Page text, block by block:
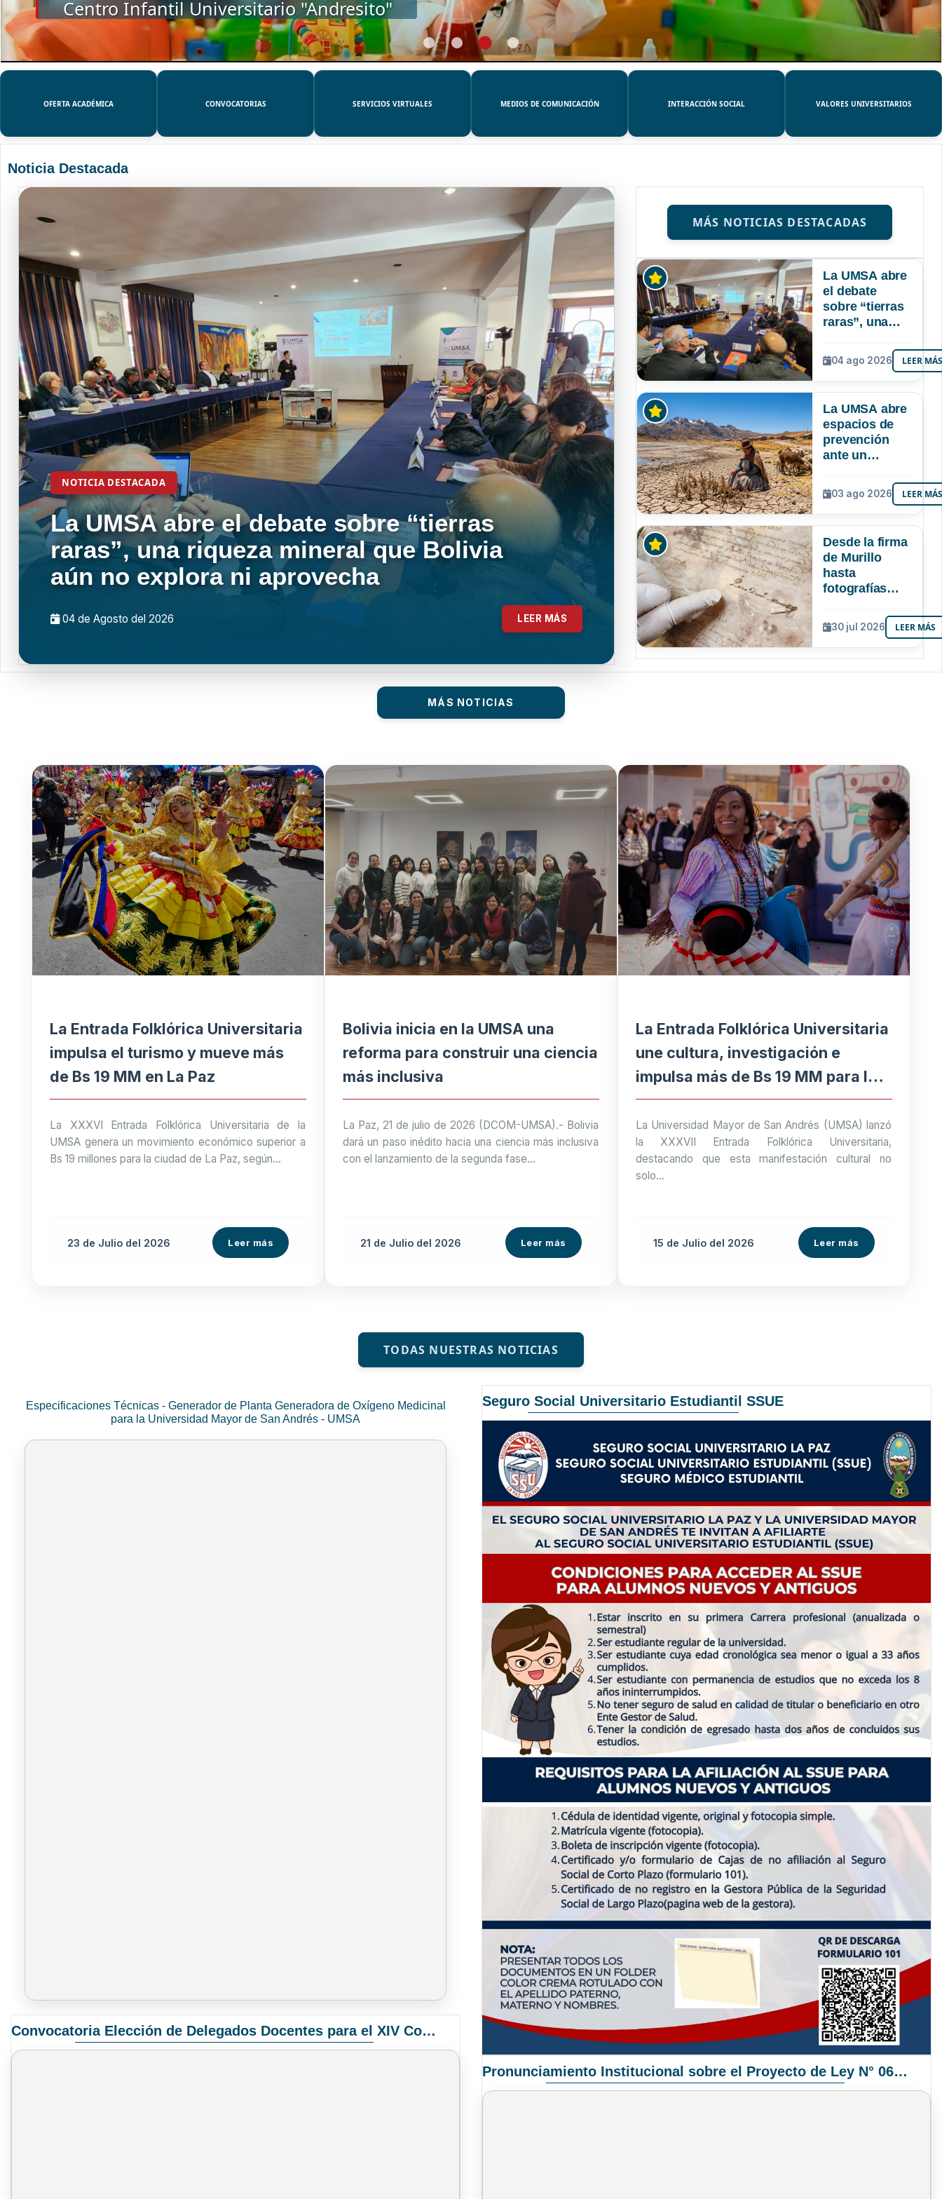
SSUE
OFERTA ACADÉMICA CONVOCATORIAS SERVICIOS VIRTUALES MEDIOS DE COMUNICACIÓN INTERACCIÓN SOCIAL VALORES UNIVERSITARIOS
Noticia Destacada
NOTICIA DESTACADA
La UMSA abre el debate sobre “tierras
raras”, una riqueza mineral que Bolivia
aún no explora ni aprovecha
04 de Agosto del 2026 LEER MÁS
MÁS NOTICIAS DESTACADAS
La UMSA abre
el debate
sobre “tierras
raras”, una
mineral que
Bolivia aún no
explora ni
04 ago 2026 LEER
La UMSA abre
espacios de
prevención
ante un
Niño que
podría superar
a los tres
Bolivia
03 ago 2026 LEER
Desde la firma
de Murillo
hasta
fotografías
UMSA
resguarda 6
joyas de la
30 jul 2026 LEER MÁS
MÁS NOTICIAS
La Entrada Folklórica Universitaria
impulsa el turismo y mueve más
de Bs 19 MM en La Paz
La XXXVI Entrada Folklórica Universitaria de la
UMSA genera un movimiento económico superior a
Bs 19 millones para la ciudad de La Paz, según...
23 de Julio del 2026 Leer más
Bolivia inicia en la UMSA una
reforma para construir una ciencia
más inclusiva
La Paz, 21 de julio de 2026 (DCOM-UMSA).- Bolivia
dará un paso inédito hacia una ciencia más inclusiva
con el lanzamiento de la segunda fase...
21 de Julio del 2026 Leer más
La Entrada Folklórica Universitaria
une cultura, investigación e
impulsa más de Bs 19 MM para la
economía paceña
La Universidad Mayor de San Andrés (UMSA) lanzó
la XXXVII Entrada Folklórica Universitaria,
destacando que esta manifestación cultural no
solo...
15 de Juliodel 2026 Leer más
TODAS NUESTRAS NOTICIAS
Especificaciones Técnicas - Generador de Planta Generadora de Oxígeno Medicinal
para la Universidad Mayor de San Andrés - UMSA
Convocatoria Elección de Delegados Docentes para el XIV Congreso Nacional de Universidades
Seguro Social Universitario Estudiantil SSUE
Pronunciamiento Institucional sobre el Proyecto de Ley N° 068/2025-2026 C.S.